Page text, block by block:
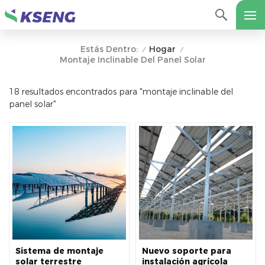
Estás Dentro: / Hogar /
Montaje Inclinable Del Panel Solar
18 resultados encontrados para "montaje inclinable del
panel solar"
Sistema de montaje
solar terrestre
Nuevo soporte para
instalación agrícola